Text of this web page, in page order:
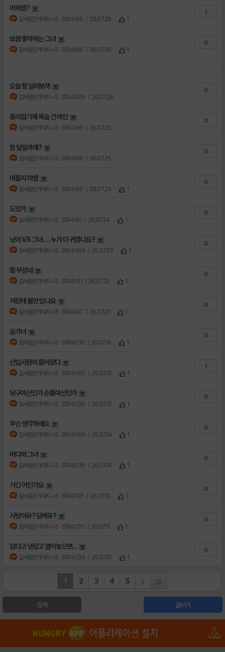
머하셈?
갈사람은가야지 +5 조회수:99 | 26.07.28 1
1
보쌈 좋아하는 그녀
갈사람은가야지 +5 조회수:89 | 26.07.26 1
0
오늘 함 달려보까
갈사람은가야지 +5 조회수:109 | 26.07.26
0
종이접기에 목숨 건 여인
갈사람은가야지 +5 조회수:96 | 26.07.25
0
함 달릴까예?
갈사람은가야지 +5 조회수:99 | 26.07.25
0
떠들지 마셈
갈사람은가야지 +5 조회수:99 | 26.07.24 1
0
도망가
갈사람은가야지 +5 조회수:81 | 26.07.24 1
0
냥이 VS 그녀 .... 누가 더 귀엽나요?
갈사람은가야지 +5 조회수:104 | 26.07.23 1
0
쫌 무섭네
갈사람은가야지 +5 조회수:111 | 26.07.22 1
0
저한테 불만 있나요
갈사람은가야지 +5 조회수:97 | 26.07.21 1
0
슴가녀
갈사람은가야지 +5 조회수:219 | 26.07.16 1
0
신입사원이 들어왔다
갈사람은가야지 +5 조회수:160 | 26.07.15 1
1
당구여신인가 손톱여신인가
갈사람은가야지 +5 조회수:139 | 26.07.15 1
0
무슨 생각하세요
갈사람은가야지 +5 조회수:166 | 26.07.14 1
0
바다와 그녀
갈사람은가야지 +5 조회수:136 | 26.07.14 1
0
거긴 어딘가요
갈사람은가야지 +5 조회수:101 | 26.07.13 1
0
사탕이유? 담배유?
갈사람은가야지 +5 조회수:120 | 26.07.11 1
0
덥다고 냉장고 열어놓으면...
갈사람은가야지 +5 조회수:134 | 26.07.10 1
0
1 2 3 4 5
검색 글쓰기